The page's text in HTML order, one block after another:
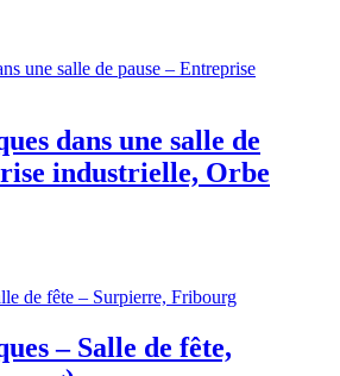
dans une salle de
industrielle, Orbe
– Salle de fête,